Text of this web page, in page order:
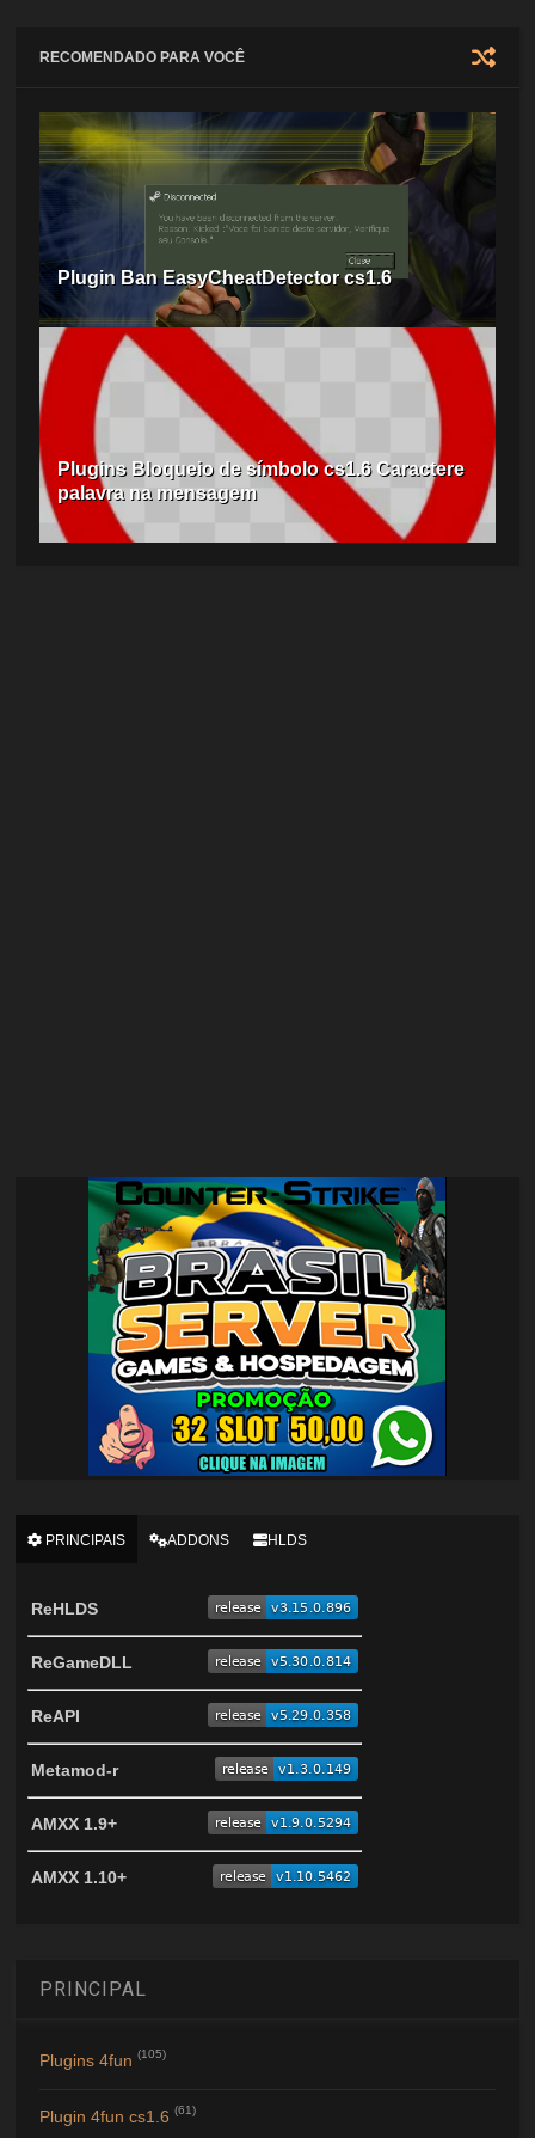
RECOMENDADO PARA VOCÊ
Plugin Ban EasyCheatDetector cs1.6
Plugins Bloqueio de símbolo cs1.6 Caractere
palavra na mensagem
PRINCIPAIS ADDONS HLDS
ReHLDS
ReGameDLL
ReAPI
Metamod-r
AMXX 1.9+
AMXX 1.10+
PRINCIPAL
Plugins 4fun (105)
Plugin 4fun cs1.6 (61)